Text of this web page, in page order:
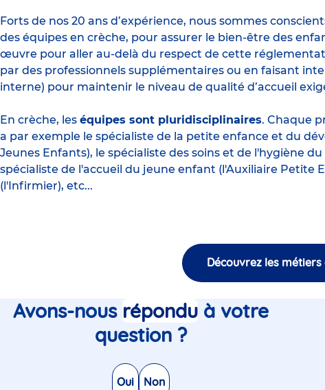
Forts de nos 20 ans d’expérience, nous sommes
des équipes en crèche, pour assurer le bien-être des
œuvre pour aller au-delà du respect de cette
par des professionnels supplémentaires ou en faisant
interne) pour maintenir le niveau de qualité d’accueil
En crèche, les équipes sont pluridisciplinaires. Chaque
a par exemple le spécialiste de la petite enfance et du
Jeunes Enfants), le spécialiste des soins et de l'hygiène
spécialiste de l'accueil du jeune enfant (l'Auxiliaire Petite
(l'Infirmier), etc...
Découvrez les métiers
Avons-nous répondu à votre
question ?
Non
Oui